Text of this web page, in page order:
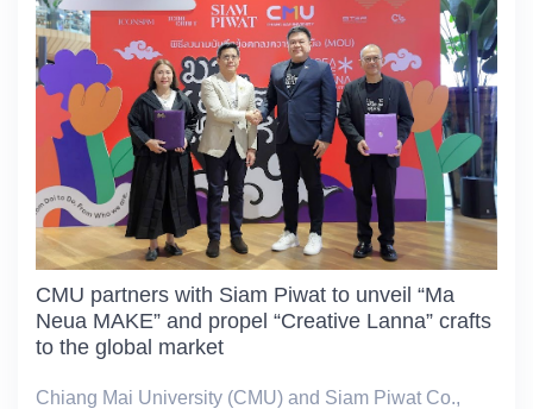
CMU partners with Siam Piwat to unveil “Ma
Neua MAKE” and propel “Creative Lanna” crafts
to the global market
Chiang Mai University (CMU) and Siam Piwat Co.,